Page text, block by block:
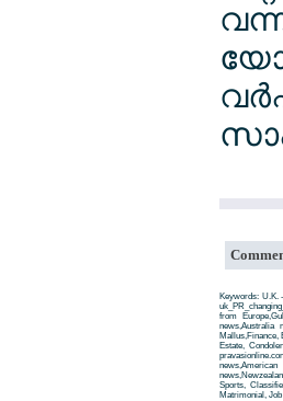
Keywords: U.K.
from
news,Australia
Mallus,Finance,
Estate,
Sports,
Matrimonial,